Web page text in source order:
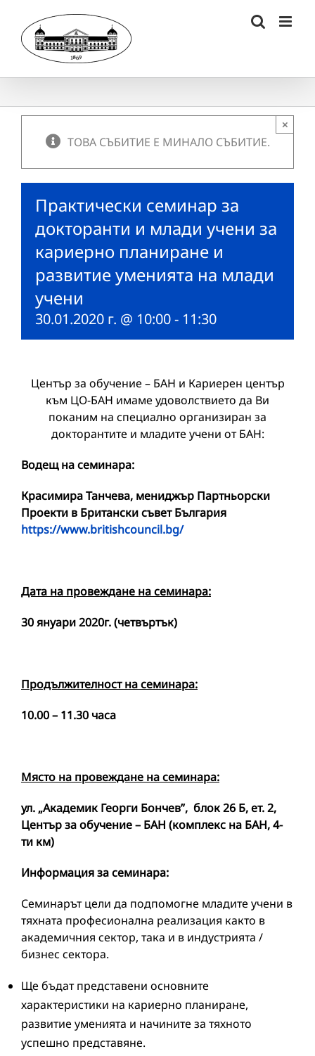
content
ТОВА СЪБИТИЕ Е МИНАЛО СЪБИТИЕ.
×
Практически семинар за
докторанти и млади учени за
кариерно планиране и
развитие уменията на млади
учени
30.01.2020 г. @ 10:00- 11:30
Център за обучение – БАН и Кариерен център
към ЦО-БАН имаме удоволствието да Ви
поканим на специално организиран за
докторантите и младите учени от БАН:
Водещ на семинара:
Красимира Танчева, мениджър Партньорски
Проекти в Британски съвет България
https://www.britishcouncil.bg/
Дата на провеждане на семинара:
30януари2020г. (четвъртък)
Продължителност на семинара:
10.00 – 11.30 часа
Място на провеждане на семинара:
ул. „Академик Георги Бончев”, блок 26 Б, ет. 2,
Център за обучение – БАН (комплекс на БАН, 4-
ти км)
Информация за семинара:
Семинарът цели да подпомогне младите учени в
тяхната професионална реализация както в
академичния сектор, така и в индустрията /
бизнес сектора.
Ще бъдат представени основните
характеристики на кариерно планиране,
развитие уменията и начините за тяхното
успешно представяне.